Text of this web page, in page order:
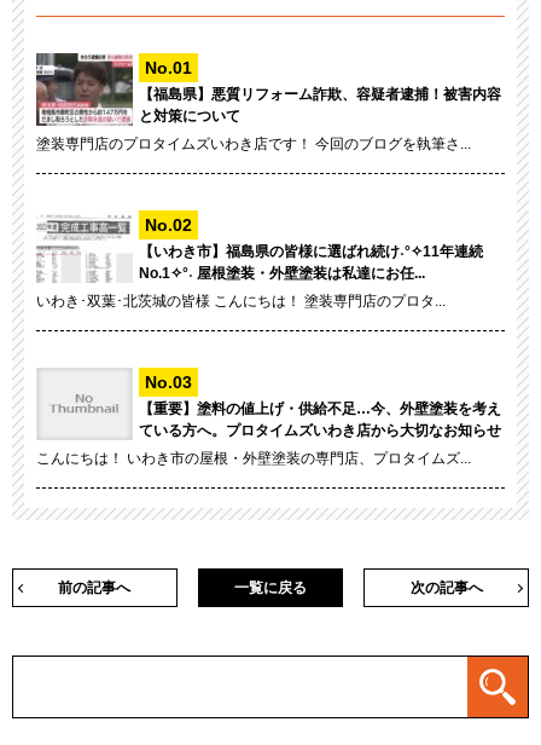
【福島県】悪質リフォーム詐欺、容疑者逮捕！被害内容
と対策について
塗装専門店のプロタイムズいわき店です！ 今回のブログを執筆さ...
【いわき市】福島県の皆様に選ばれ続け˖°✧11年連続
No.1✧°˖ 屋根塗装・外壁塗装は私達にお任...
いわき･双葉･北茨城の皆様 こんにちは！ 塗装専門店のプロタ...
【重要】塗料の値上げ・供給不足…今、外壁塗装を考え
ている方へ。プロタイムズいわき店から大切なお知らせ
こんにちは！ いわき市の屋根・外壁塗装の専門店、プロタイムズ...
前の記事へ 次の記事へ
一覧に戻る